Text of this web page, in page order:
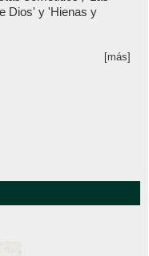
Dios' y 'Hienas y
[más]